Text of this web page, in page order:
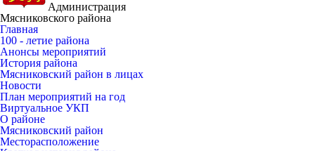
Администрация
Мясниковского района
Главная
100 - летие района
Анонсы мероприятий
История района
Мясниковский район в лицах
Новости
План мероприятий на год
Виртуальное УКП
О районе
Мясниковский район
Месторасположение